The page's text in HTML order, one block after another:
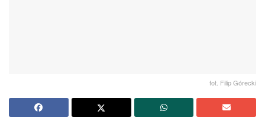
fot. Filip Górecki